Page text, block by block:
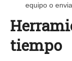
equipo o
tiempo